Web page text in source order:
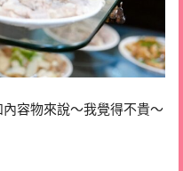
容物來說～我覺得不貴～